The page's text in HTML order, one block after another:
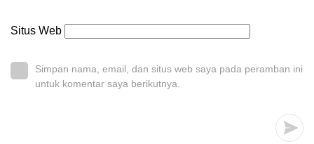
Situs Web
Simpan nama, email, dan situs web saya pada peramban ini
untuk komentar saya berikutnya.